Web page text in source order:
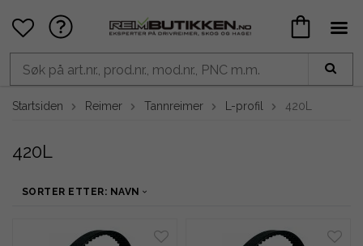
Startsiden Reimer Tannreimer L-profil 420L
420L
SORTER ETTER: NAVN